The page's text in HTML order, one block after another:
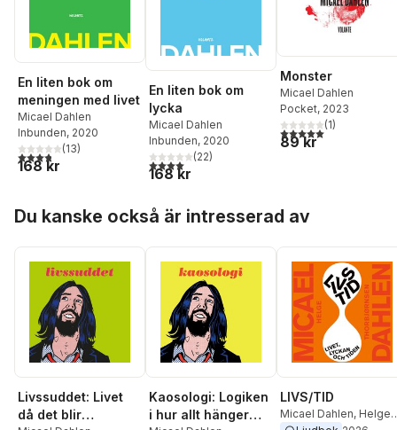
En liten bok om
meningen med livet
Micael Dahlen
Inbunden, 2020
3,8utav 5 stjärnor. Totalt antal röster:
(13)
168 kr
En liten bok om
lycka
Micael Dahlen
Inbunden, 2020
4,0utav 5 stjärnor. Totalt antal röster:
(22)
168 kr
Monster
Micael Dahlen
Pocket, 2023
5,0utav 5 stjärnor.
(1)
89 kr
Du kanske också är intresserad av
Livssuddet: Livet
då det blir
Kaosologi: Logiken
i hur allt hänger
LIVS/TID
Micael Dahlen, Helge